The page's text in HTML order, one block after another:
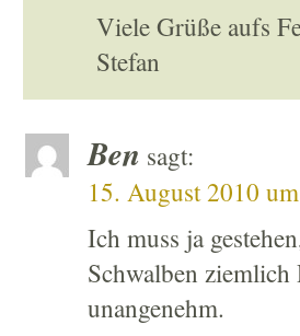
Viele Grüße aufs
Stefan
Ben sagt:
15. August 2010
Ich muss ja
Schwalben ziemlich
unangenehm.